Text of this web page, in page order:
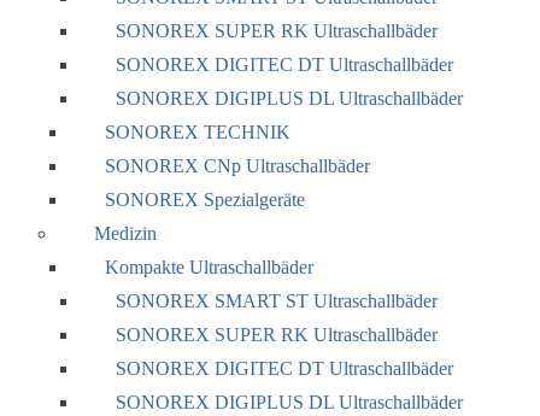
SONOREX SUPER RK Ultraschallbäder
SONOREX DIGITEC DT Ultraschallbäder
SONOREX DIGIPLUS DL Ultraschallbäder
SONOREX TECHNIK
SONOREX CNp Ultraschallbäder
SONOREX Spezialgeräte
Medizin
Kompakte Ultraschallbäder
SONOREX SMART ST Ultraschallbäder
SONOREX SUPER RK Ultraschallbäder
SONOREX DIGITEC DT Ultraschallbäder
SONOREX DIGIPLUS DL Ultraschallbäder